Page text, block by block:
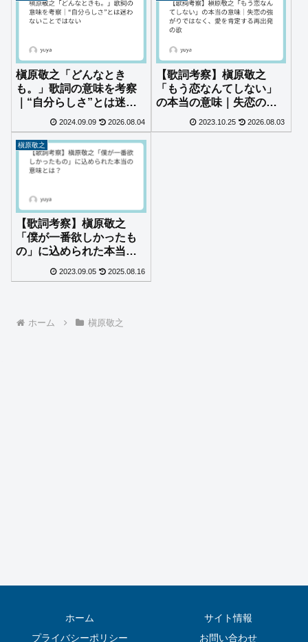
槇原敬之「どんなとき
も。」歌詞の意味を考察
｜“自分らしさ”とは迷わ
ないことではない
2024.09.09 2026.08.04
【歌詞考察】槇原敬之
「もう恋なんてしない」
の本当の意味｜失恋の強
がりではなく、愛を肯定
する再出発の歌
2023.10.25 2026.08.03
槇原敬之
【歌詞考察】槇原敬之
「僕が一番欲しかったも
の」に込められた本当の
意味とは？
2023.09.05 2025.08.16
ホーム 槇原敬之
ホーム
サイト情報
プライバシーポリシー
お問い合わせ